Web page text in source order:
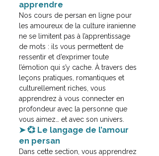
apprendre
Nos cours de persan en ligne pour
les amoureux de la culture iranienne
ne se limitent pas à l’apprentissage
de mots : ils vous permettent de
ressentir et d’exprimer toute
l’émotion qui s’y cache. À travers des
leçons pratiques, romantiques et
culturellement riches, vous
apprendrez à vous connecter en
profondeur avec la personne que
vous aimez… et avec son univers.
➤ 💞 Le langage de l’amour
en persan
Dans cette section, vous apprendrez